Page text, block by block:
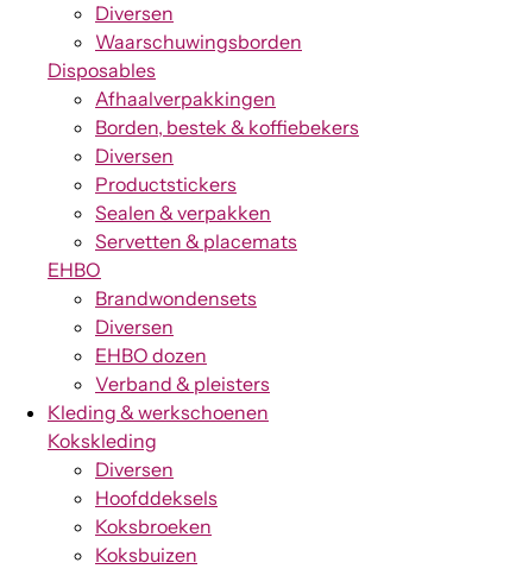
Diversen
Waarschuwingsborden
Disposables
Afhaalverpakkingen
Borden, bestek & koffiebekers
Diversen
Productstickers
Sealen & verpakken
Servetten & placemats
EHBO
Brandwondensets
Diversen
EHBO dozen
Verband & pleisters
Kleding & werkschoenen
Kokskleding
Diversen
Hoofddeksels
Koksbroeken
Koksbuizen